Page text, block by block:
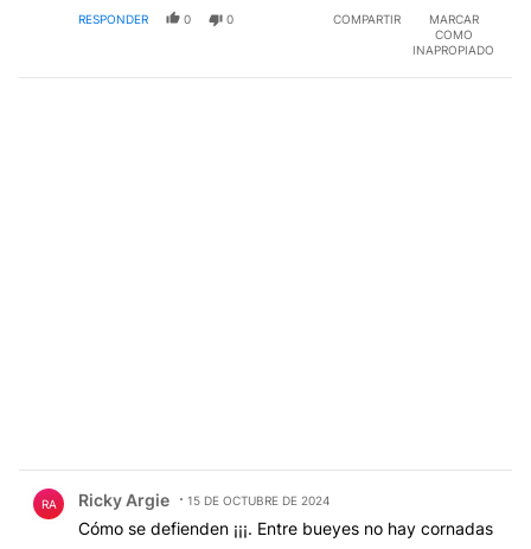
RESPONDER 0 0 COMPARTIR
MARCAR
COMO
INAPROPIADO
RA Ricky Argie 15 DE OCTUBRE DE 2024
Cómo se defienden ¡¡¡. Entre bueyes no hay cornadas